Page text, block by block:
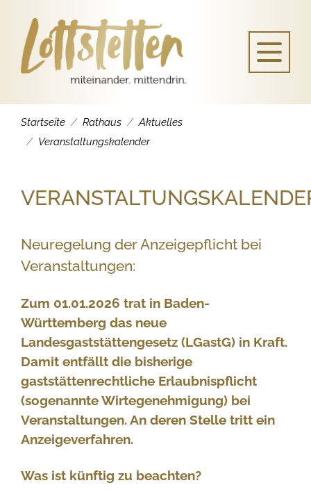
Startseite Rathaus
Aktuelles
Veranstaltungskalender
Neuregelung der Anzeigepflicht bei
Veranstaltungen:
Zum 01.01.2026 trat in Baden-
Württemberg das neue
Landesgaststättengesetz (LGastG) in Kraft.
Damit entfällt die bisherige
gaststättenrechtliche Erlaubnispflicht
(sogenannte Wirtegenehmigung) bei
Veranstaltungen. An deren Stelle tritt ein
Anzeigeverfahren.
Was ist künftig zu beachten?